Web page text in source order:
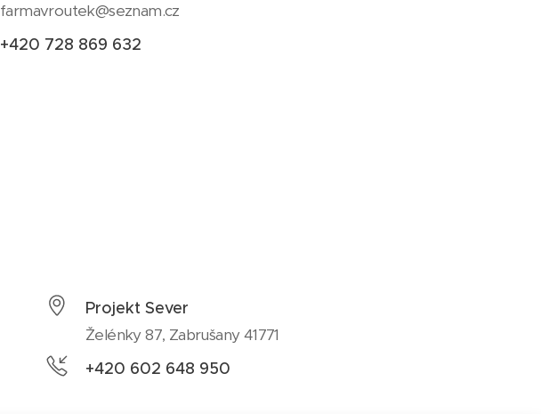
farmavroutek@seznam.cz
+420 728 869 632
Projekt Sever
Želénky 87, Zabrušany 41771
+420 602 648 950